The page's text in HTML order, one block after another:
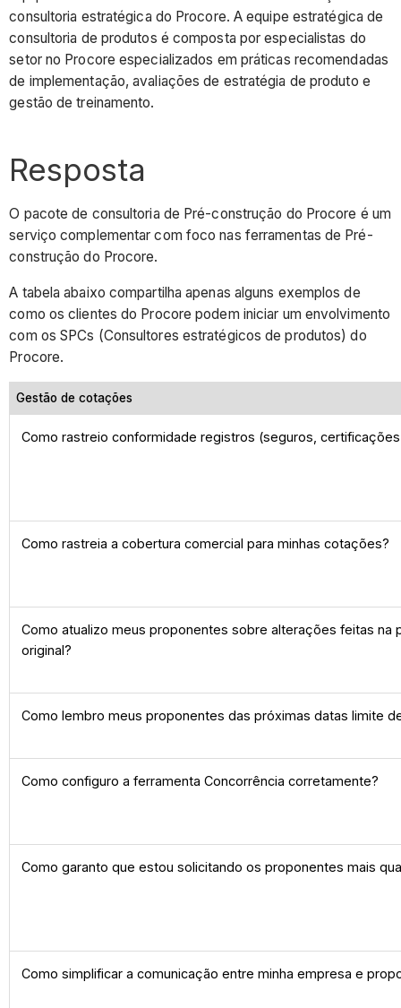
consultoria estratégica do Procore. A equipe estratégica de
consultoria de produtos é composta por especialistas do
setor no Procore especializados em práticas recomendadas
de implementação, avaliações de estratégia de produto e
gestão de treinamento.
Resposta
O pacote de consultoria de Pré-construção do Procore é um
serviço complementar com foco nas ferramentas de Pré-
construção do Procore.
A tabela abaixo compartilha apenas alguns exemplos de
como os clientes do Procore podem iniciar um envolvimento
com os SPCs (Consultores estratégicos de produtos) do
Procore.
Gestão de cotações
Como rastreio conformidade registros (seguros,
Como rastreia a cobertura comercial para minhas cotações?
Como atualizo meus proponentes sobre alterações feitas na
original?
Como lembro meus proponentes das próximas datas limite
Como configuro a ferramenta Concorrência corretamente?
Como garanto que estou solicitando os proponentes mais
Como simplificar a comunicação entre minha empresa e